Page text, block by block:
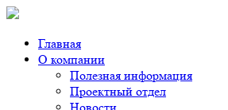
Главная
О компании
Полезная информация
Проектный отдел